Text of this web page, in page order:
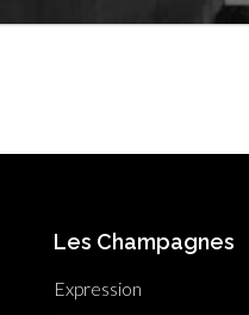
Les Champagnes
Expression